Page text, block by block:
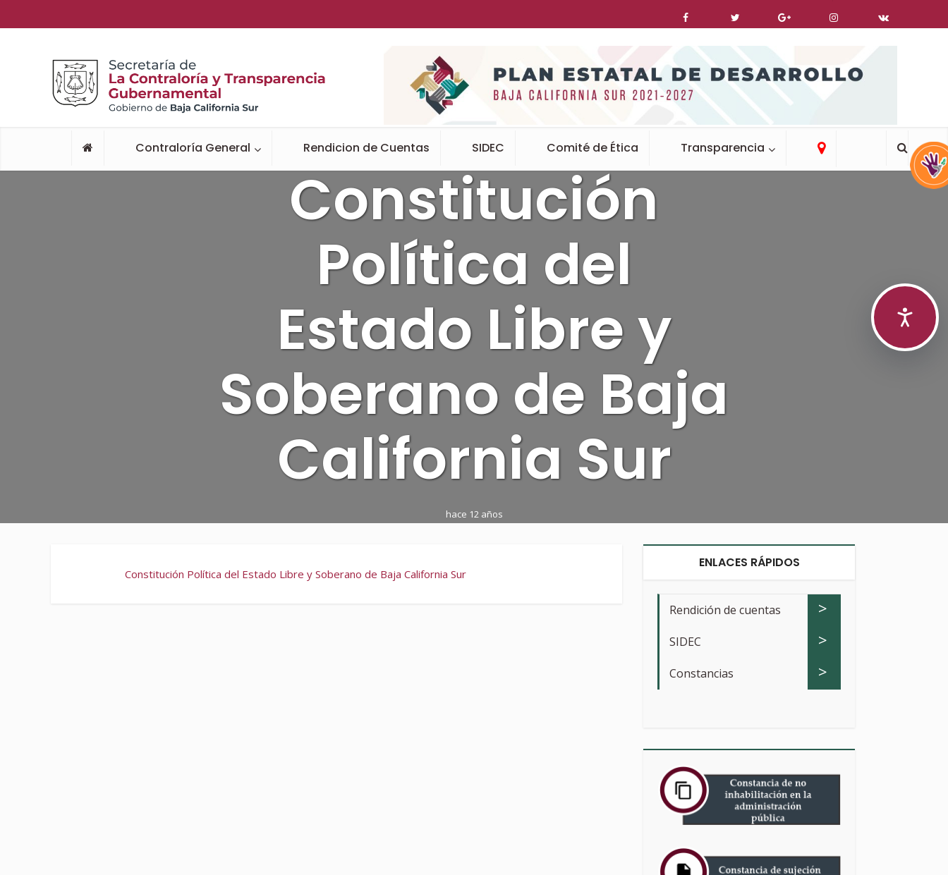
Contraloría General Rendicion de Cuentas SIDEC Comité de Ética Transparencia
Constitución
Política del
Estado Libre y
Soberano de Baja
California Sur
hace 12 años
Constitución Política del Estado Libre y Soberano de Baja California Sur
ENLACES RÁPIDOS
Rendición de cuentas >
SIDEC >
Constancias >